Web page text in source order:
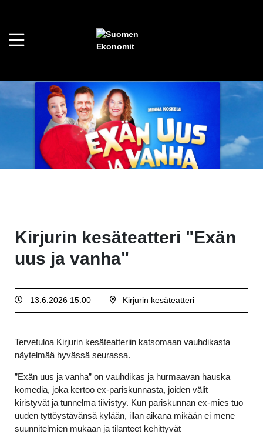
Kirjurin kesäteatteri "Exän
uus ja vanha"
13.6.2026 15:00 Kirjurin kesäteatteri
Tervetuloa Kirjurin kesäteatteriin katsomaan vauhdikasta
näytelmää hyvässä seurassa.
”Exän uus ja vanha” on vauhdikas ja hurmaavan hauska
komedia, joka kertoo ex-pariskunnasta, joiden välit
kiristyvät ja tunnelma tiivistyy. Kun pariskunnan ex-mies tuo
uuden tyttöystävänsä kylään, illan aikana mikään ei mene
suunnitelmien mukaan ja tilanteet kehittyvät